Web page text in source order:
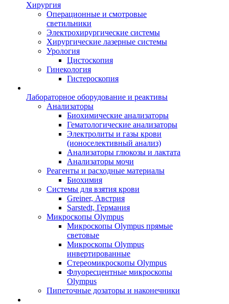
Хирургия
Операционные и смотровые
светильники
Электрохирургические системы
Хирургические лазерные системы
Урология
Цистоскопия
Гинекология
Гистероскопия
Лабораторное оборудование и реактивы
Анализаторы
Биохимические анализаторы
Гематологические анализаторы
Электролиты и газы крови
(ионоселективный анализ)
Анализаторы глюкозы и лактата
Анализаторы мочи
Реагенты и расходные материалы
Биохимия
Системы для взятия крови
Greiner, Австрия
Sarstedt, Германия
Микроскопы Olympus
Микроскопы Olympus прямые
световые
Микроскопы Olympus
инвертированные
Стереомикроскопы Olympus
Флуоресцентные микроскопы
Olympus
Пипеточные дозаторы и наконечники